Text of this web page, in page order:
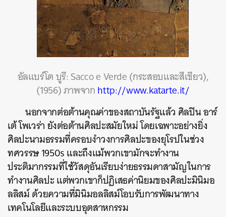
อัลแบร์โต บูรี: Sacco e Verde (กระสอบและสีเขียว),
(1956) ภาพจากhttp://www.katarte.it/
นอกจากต่อต้านคุณค่าของสถาบันรัฐแล้ว ศิลปิน อาร์
เต้ โพเวร่า ยังต่อต้านศิลปะสมัยใหม่ โดยเฉพาะอย่างยิ่ง
ศิลปะนามธรรมที่ครอบงำวงการศิลปะของยุโรปในช่วง
ทศวรรษ 1950s และถึงแม้พวกเขามักจะทำงาน
ประติมากรรมที่ใช้วัสดุอันเรียบง่ายธรรมดาสามัญในการ
ทำงานศิลปะ แต่พวกเขาก็ปฏิเสธค่านิยมของศิลปะมินิมอ
ลลิสม์ ด้วยความที่มินิมอลลิสม์โอบรับการพัฒนาทาง
เทคโนโลยีและระบบอุตสาหกรรม